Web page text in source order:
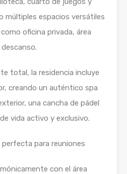
múltiples espacios versátiles
oficina privada, área
total, la residencia incluye
creando un auténtico spa
una cancha de pádel
vida activo y exclusivo.
para reuniones
con el área